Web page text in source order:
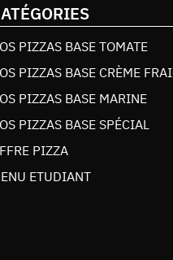
PIZZAS BASE TOMATE
PIZZAS BASE CRÈME
PIZZAS BASE MARINE
PIZZAS BASE SPÉCIAL
PIZZA
ETUDIANT